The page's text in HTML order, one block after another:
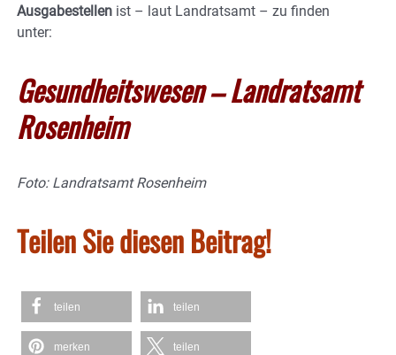
Ausgabestellen ist – laut Landratsamt – zu finden
unter:
Gesundheitswesen – Landratsamt
Rosenheim
Foto: Landratsamt Rosenheim
Teilen Sie diesen Beitrag!
teilen teilen
merken teilen